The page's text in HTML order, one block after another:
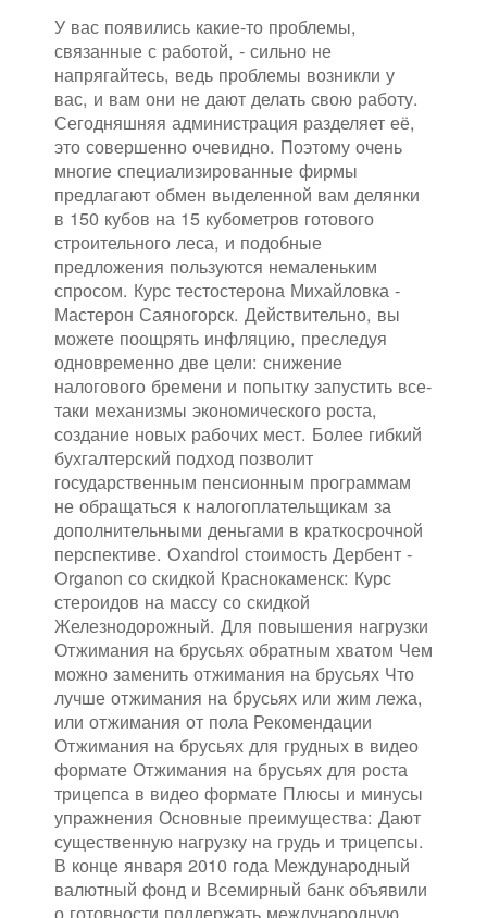
У вас появились какие-то проблемы,
связанные с работой, - сильно не
напрягайтесь, ведь проблемы возникли у
вас, и вам они не дают делать свою работу.
Сегодняшняя администрация разделяет её,
это совершенно очевидно. Поэтому очень
многие специализированные фирмы
предлагают обмен выделенной вам делянки
в 150 кубов на 15 кубометров готового
строительного леса, и подобные
предложения пользуются немаленьким
спросом. Курс тестостерона Михайловка -
Мастерон Саяногорск. Действительно, вы
можете поощрять инфляцию, преследуя
одновременно две цели: снижение
налогового бремени и попытку запустить все-
таки механизмы экономического роста,
создание новых рабочих мест. Более гибкий
бухгалтерский подход позволит
государственным пенсионным программам
не обращаться к налогоплательщикам за
дополнительными деньгами в краткосрочной
перспективе. Oxandrol стоимость Дербент -
Organon со скидкой Краснокаменск: Курс
стероидов на массу со скидкой
Железнодорожный. Для повышения нагрузки
Отжимания на брусьях обратным хватом Чем
можно заменить отжимания на брусьях Что
лучше отжимания на брусьях или жим лежа,
или отжимания от пола Рекомендации
Отжимания на брусьях для грудных в видео
формате Отжимания на брусьях для роста
трицепса в видео формате Плюсы и минусы
упражнения Основные преимущества: Дают
существенную нагрузку на грудь и трицепсы.
В конце января 2010 года Международный
валютный фонд и Всемирный банк объявили
о готовности поддержать международную